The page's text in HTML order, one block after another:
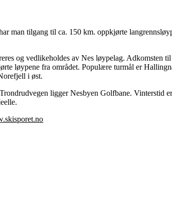
man tilgang til ca. 150 km. oppkjørte
og vedlikeholdes av Nes løypelag. Adkomsten
løypene fra området. Populære turmål er
i øst.
ligger Nesbyen Golfbane. Vinterstid